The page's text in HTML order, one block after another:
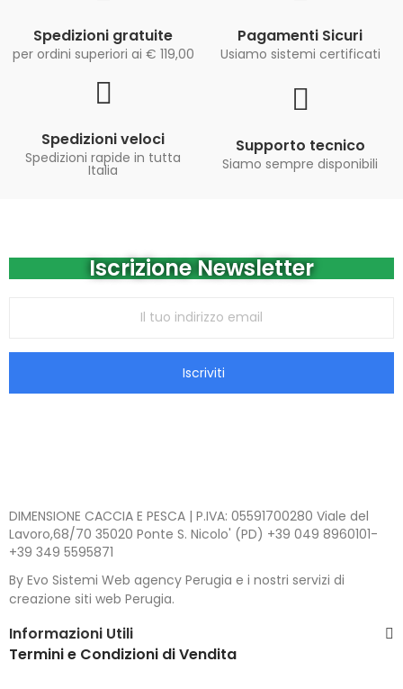
Spedizioni gratuite
per ordini superiori ai € 119,00
Pagamenti Sicuri
Usiamo sistemi certificati
Spedizioni veloci
Spedizioni rapide in tutta
Italia
Supporto tecnico
Siamo sempre disponibili
Iscrizione Newsletter
Iscriviti
DIMENSIONE CACCIA E PESCA | P.IVA: 05591700280 Viale del
Lavoro,68/70 35020 Ponte S. Nicolo' (PD) +39 049 8960101-
+39 349 5595871
By Evo Sistemi Web agency Perugia e i nostri servizi di
creazione siti web Perugia.
Informazioni Utili
Termini e Condizioni di Vendita